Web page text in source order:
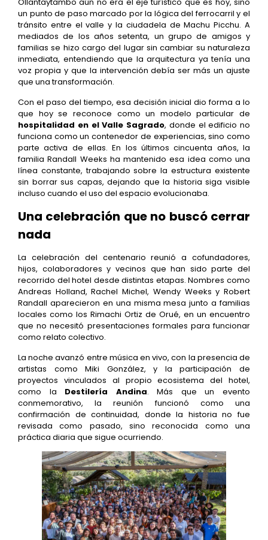
un punto de paso marcado por la lógica del ferrocarril y el
tránsito entre el valle y la ciudadela de Machu Picchu. A
mediados de los años setenta, un grupo de amigos y
familias se hizo cargo del lugar sin cambiar su naturaleza
inmediata, entendiendo que la arquitectura ya tenía una
voz propia y que la intervención debía ser más un ajuste
que una transformación.
Con el paso del tiempo, esa decisión inicial dio forma a lo
que hoy se reconoce como un modelo particular de
hospitalidad en el Valle Sagrado, donde el edificio no
funciona como un contenedor de experiencias, sino como
parte activa de ellas. En los últimos cincuenta años, la
familia Randall Weeks ha mantenido esa idea como una
línea constante, trabajando sobre la estructura existente
sin borrar sus capas, dejando que la historia siga visible
incluso cuando el uso del espacio evolucionaba.
Una celebración que no buscó cerrar
nada
La celebración del centenario reunió a cofundadores,
hijos, colaboradores y vecinos que han sido parte del
recorrido del hotel desde distintas etapas. Nombres como
Andreas Holland, Rachel Michel, Wendy Weeks y Robert
Randall aparecieron en una misma mesa junto a familias
locales como los Rimachi Ortiz de Orué, en un encuentro
que no necesitó presentaciones formales para funcionar
como relato colectivo.
La noche avanzó entre música en vivo, con la presencia de
artistas como Miki González, y la participación de
proyectos vinculados al propio ecosistema del hotel,
como la Destilería Andina. Más que un evento
conmemorativo, la reunión funcionó como una
confirmación de continuidad, donde la historia no fue
revisada como pasado, sino reconocida como una
práctica diaria que sigue ocurriendo.